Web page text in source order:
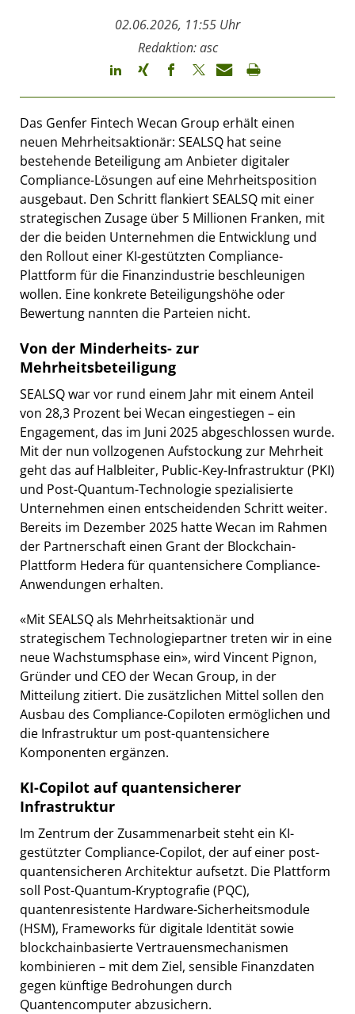
02.06.2026, 11:55 Uhr
Redaktion: asc
Das Genfer Fintech Wecan Group erhält einen
neuen Mehrheitsaktionär: SEALSQ hat seine
bestehende Beteiligung am Anbieter digitaler
Compliance-Lösungen auf eine Mehrheitsposition
ausgebaut. Den Schritt flankiert SEALSQ mit einer
strategischen Zusage über 5 Millionen Franken, mit
der die beiden Unternehmen die Entwicklung und
den Rollout einer KI-gestützten Compliance-
Plattform für die Finanzindustrie beschleunigen
wollen. Eine konkrete Beteiligungshöhe oder
Bewertung nannten die Parteien nicht.
Von der Minderheits- zur
Mehrheitsbeteiligung
SEALSQ war vor rund einem Jahr mit einem Anteil
von 28,3 Prozent bei Wecan eingestiegen – ein
Engagement, das im Juni 2025 abgeschlossen wurde.
Mit der nun vollzogenen Aufstockung zur Mehrheit
geht das auf Halbleiter, Public-Key-Infrastruktur (PKI)
und Post-Quantum-Technologie spezialisierte
Unternehmen einen entscheidenden Schritt weiter.
Bereits im Dezember 2025 hatte Wecan im Rahmen
der Partnerschaft einen Grant der Blockchain-
Plattform Hedera für quantensichere Compliance-
Anwendungen erhalten.
«Mit SEALSQ als Mehrheitsaktionär und
strategischem Technologiepartner treten wir in eine
neue Wachstumsphase ein», wird Vincent Pignon,
Gründer und CEO der Wecan Group, in der
Mitteilung zitiert. Die zusätzlichen Mittel sollen den
Ausbau des Compliance-Copiloten ermöglichen und
die Infrastruktur um post-quantensichere
Komponenten ergänzen.
KI-Copilot auf quantensicherer
Infrastruktur
Im Zentrum der Zusammenarbeit steht ein KI-
gestützter Compliance-Copilot, der auf einer post-
quantensicheren Architektur aufsetzt. Die Plattform
soll Post-Quantum-Kryptografie (PQC),
quantenresistente Hardware-Sicherheitsmodule
(HSM), Frameworks für digitale Identität sowie
blockchainbasierte Vertrauensmechanismen
kombinieren – mit dem Ziel, sensible Finanzdaten
gegen künftige Bedrohungen durch
Quantencomputer abzusichern.